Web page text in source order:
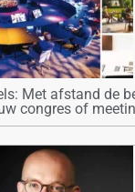
Met afstand de
congres of